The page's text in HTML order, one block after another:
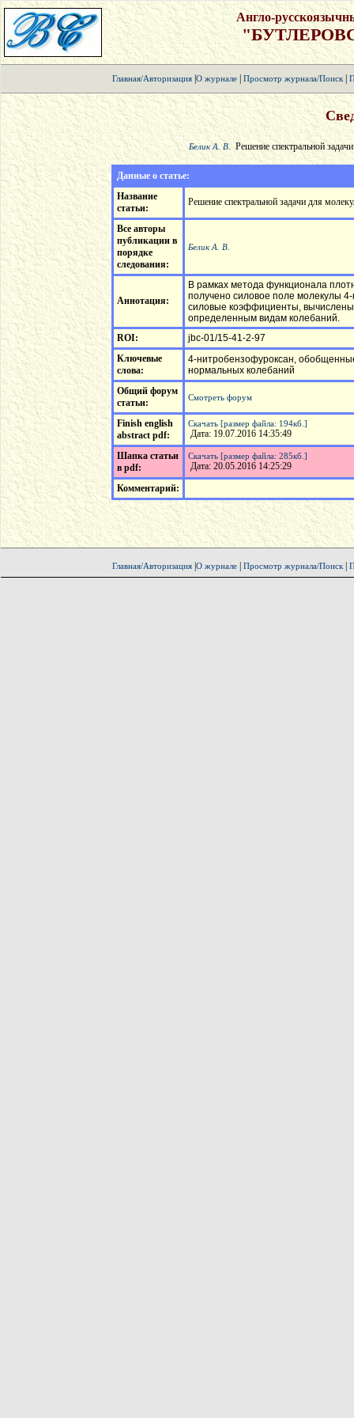
Англо-
Главная/Авторизация| О журнале| Просмотр журнала/Поиск|
Белик А. В. Решение спектральной
Данные о статье:
Название
статьи:
Решение спектральной задачи для
Все авторы
публикации в
порядке
следования:
Белик А. В.
Аннотация:
В рамках метода функционала
получено силовое поле молекулы
силовые коэффициенты, вычислены
определенным видам колебаний.
ROI:
jbc-01/15-41-2-97
Ключевые
слова:
4-нитробензофуроксан,
нормальных колебаний
Общий форум
статьи:
Смотреть форум
Finish english
abstract pdf:
Скачать [размер файла: 194кб.]
Дата: 19.07.2016 14:35:49
Шапка статьи
в pdf:
Скачать [размер файла: 285кб.]
Дата: 20.05.2016 14:25:29
Комментарий:
Главная/Авторизация| О журнале| Просмотр журнала/Поиск|